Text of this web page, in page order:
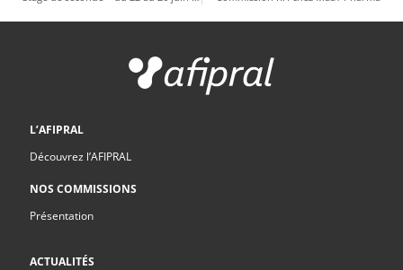
L’AFIPRAL
Découvrez l’AFIPRAL
NOS COMMISSIONS
Présentation
ACTUALITÉS